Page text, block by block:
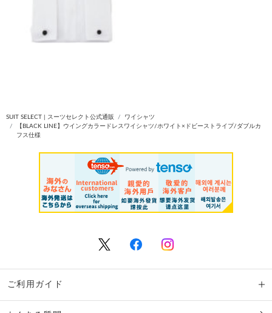
SUIT SELECT | スーツセレクト公式通販
ワイシャツ
【BLACK LINE】ウイングカラードレスワイシャツ/ホワイト×ドビーストライプ/ダブルカ
フス仕様
ご利用ガイド